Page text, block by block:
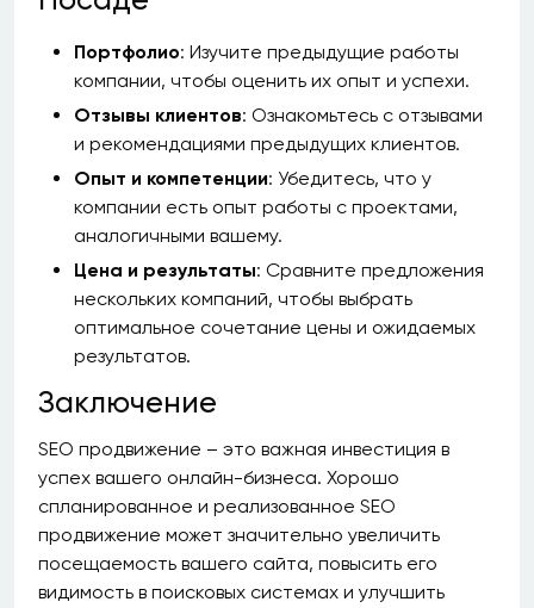
Портфолио: Изучите предыдущие работы
компании, чтобы оценить их опыт и успехи.
Отзывы клиентов: Ознакомьтесь с отзывами
и рекомендациями предыдущих клиентов.
Опыт и компетенции: Убедитесь, что у
компании есть опыт работы с проектами,
аналогичными вашему.
Цена и результаты: Сравните предложения
нескольких компаний, чтобы выбрать
оптимальное сочетание цены и ожидаемых
результатов.
Заключение
SEO продвижение – это важная инвестиция в
успех вашего онлайн-бизнеса. Хорошо
спланированное и реализованное SEO
продвижение может значительно увеличить
посещаемость вашего сайта, повысить его
видимость в поисковых системах и улучшить